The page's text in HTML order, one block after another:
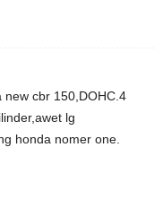
cbr 150,DOHC.4
lg
honda nomer one.